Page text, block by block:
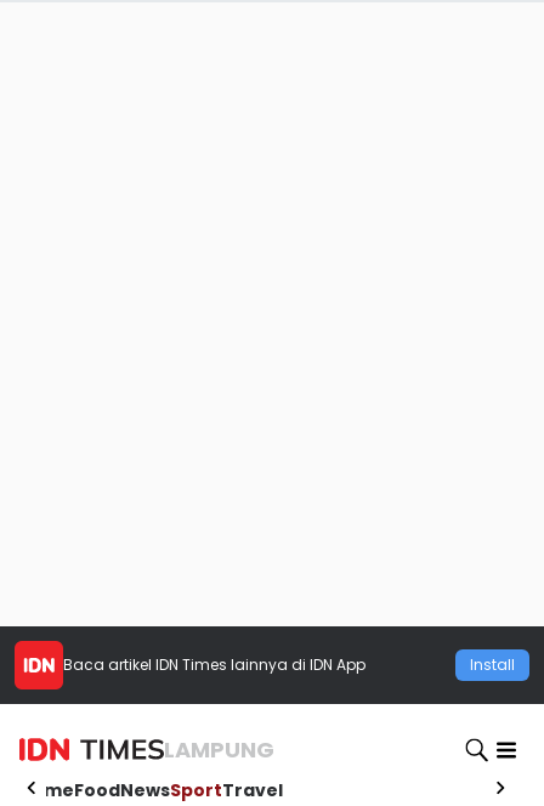
Baca artikel IDN Times lainnya di IDN App Install
LAMPUNG
HomeFoodNewsSportTravel